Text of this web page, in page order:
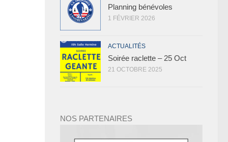
Planning bénévoles
1 FÉVRIER 2026
ACTUALITÉS
Soirée raclette – 25 Oct
21 OCTOBRE 2025
NOS PARTENAIRES